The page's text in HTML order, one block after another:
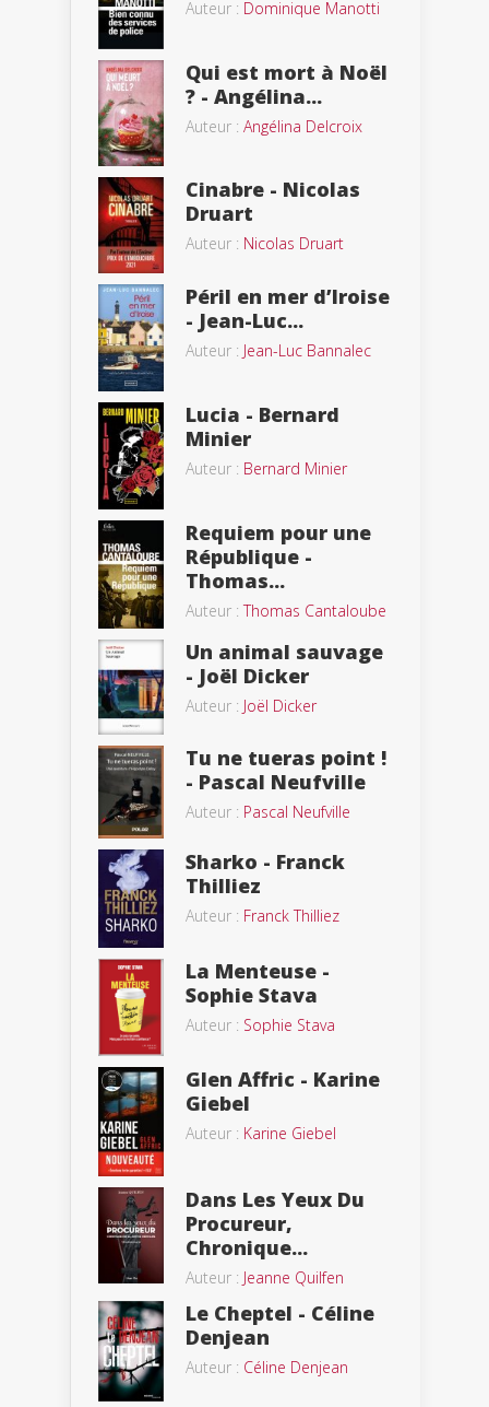
Auteur : Dominique Manotti
Qui est mort à Noël
? - Angélina...
Auteur : Angélina Delcroix
Cinabre - Nicolas
Druart
Auteur : Nicolas Druart
Péril en mer d’Iroise
- Jean-Luc...
Auteur : Jean-Luc Bannalec
Lucia - Bernard
Minier
Auteur : Bernard Minier
Requiem pour une
République -
Thomas...
Auteur :Thomas Cantaloube
Un animal sauvage
- Joël Dicker
Auteur : Joël Dicker
Tu ne tueras point !
- Pascal Neufville
Auteur : Pascal Neufville
Sharko - Franck
Thilliez
Auteur : Franck Thilliez
La Menteuse -
Sophie Stava
Auteur : Sophie Stava
Glen Affric - Karine
Giebel
Auteur : Karine Giebel
Dans Les Yeux Du
Procureur,
Chronique...
Auteur : Jeanne Quilfen
Le Cheptel - Céline
Denjean
Auteur : Céline Denjean